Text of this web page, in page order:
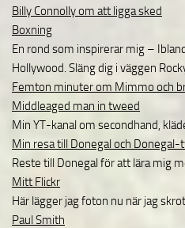
Billy Connolly om att ligga sked
Boxning
En rond som inspirerar mig –
Hollywood. Släng dig i väggen
Femton minuter om Mimmo och
Middleaged man in tweed
Min YT-kanal om secondhand,
Min resa till Donegal och Donegal-
Reste till Donegal för att lära mig
Mitt Flickr
Här lägger jag foton nu när jag
Paul Smith